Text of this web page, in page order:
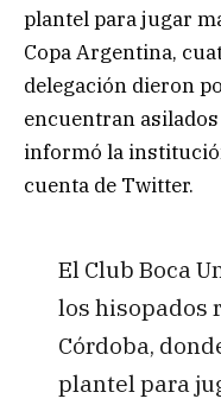
plantel para jugar
Copa Argentina,
delegación dieron
encuentran asilados
informó la
cuenta de Twitter.
El Club Boca
los hisopados
Córdoba,
plantel para